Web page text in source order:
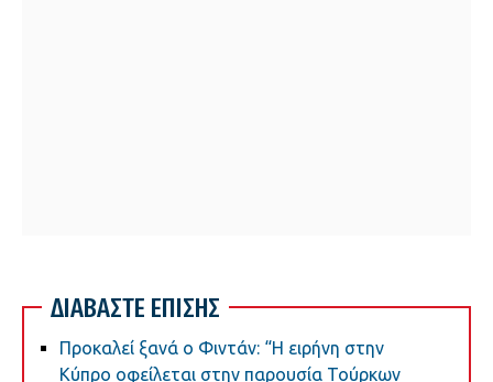
ΔΙΑΒΑΣΤΕ ΕΠΙΣΗΣ
Προκαλεί ξανά ο Φιντάν: “Η ειρήνη στην
Κύπρο οφείλεται στην παρουσία Τούρκων